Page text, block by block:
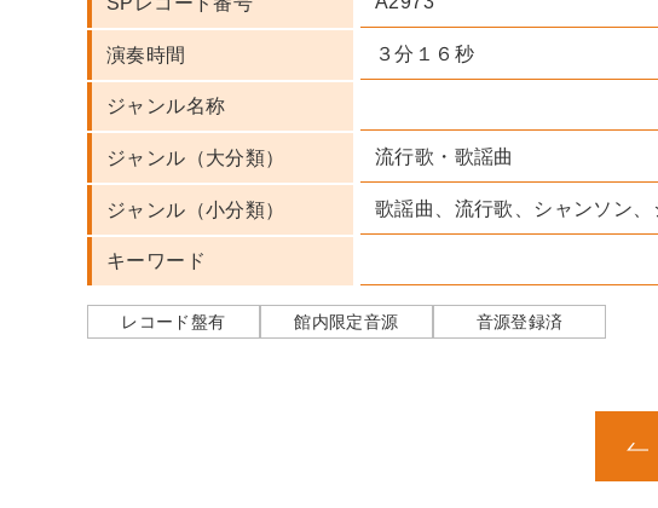
演奏時間 ３分１６秒
ジャンル名称
ジャンル（大分類） 流行歌・歌謡曲
ジャンル（小分類） 歌謡曲、流行歌、シャンソン
キーワード
レコード盤有 館内限定音源 音源登録済